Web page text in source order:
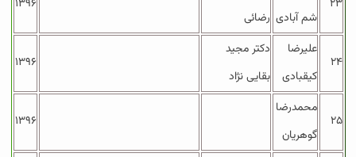
۲۳
شم آبادی رضائی
۱۳۹۶
۲۴
علیرضا
کیقبادی
دکتر مجید
بقایی نژاد
۱۳۹۶
۲۵
محمدرضا
گوهریان
۱۳۹۶